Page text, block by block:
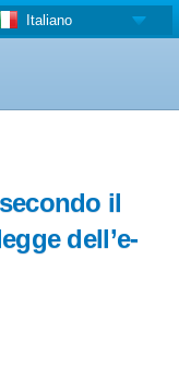
Italiano
il
dell’e-